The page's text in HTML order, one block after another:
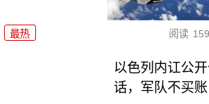
最热 阅读
以色列内讧公
话，军队不买账